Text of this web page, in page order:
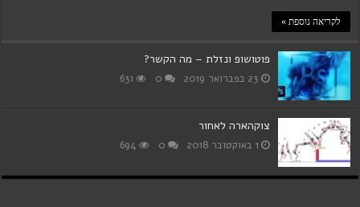
לקריאה נוספת »
פוטושופ ונזלת – מה הקשר?
23 בפברואר 2019 0
631
צוקהארה לאחור
1 באוקטובר 2018 0
694